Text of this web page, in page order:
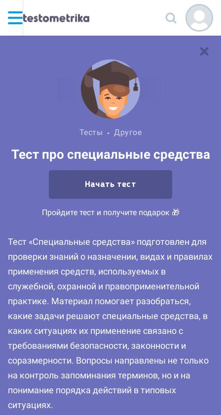
Тесты Другое
Тест про специальные средства
Начать тест
Пройдите тест и получите подарок 🎁
Тест «Специальные средства» подготовлен для
проверки знаний о назначении, видах и правилах
применения средств, используемых в
служебной, охранной и правоприменительной
практике. Материал помогает разобраться,
какие задачи решают специальные средства, в
каких ситуациях их применение связано с
требованиями безопасности, законности и
соразмерности. Вопросы направлены не только
на контроль запоминания терминов, но и на
понимание порядка действий в типовых
ситуациях.